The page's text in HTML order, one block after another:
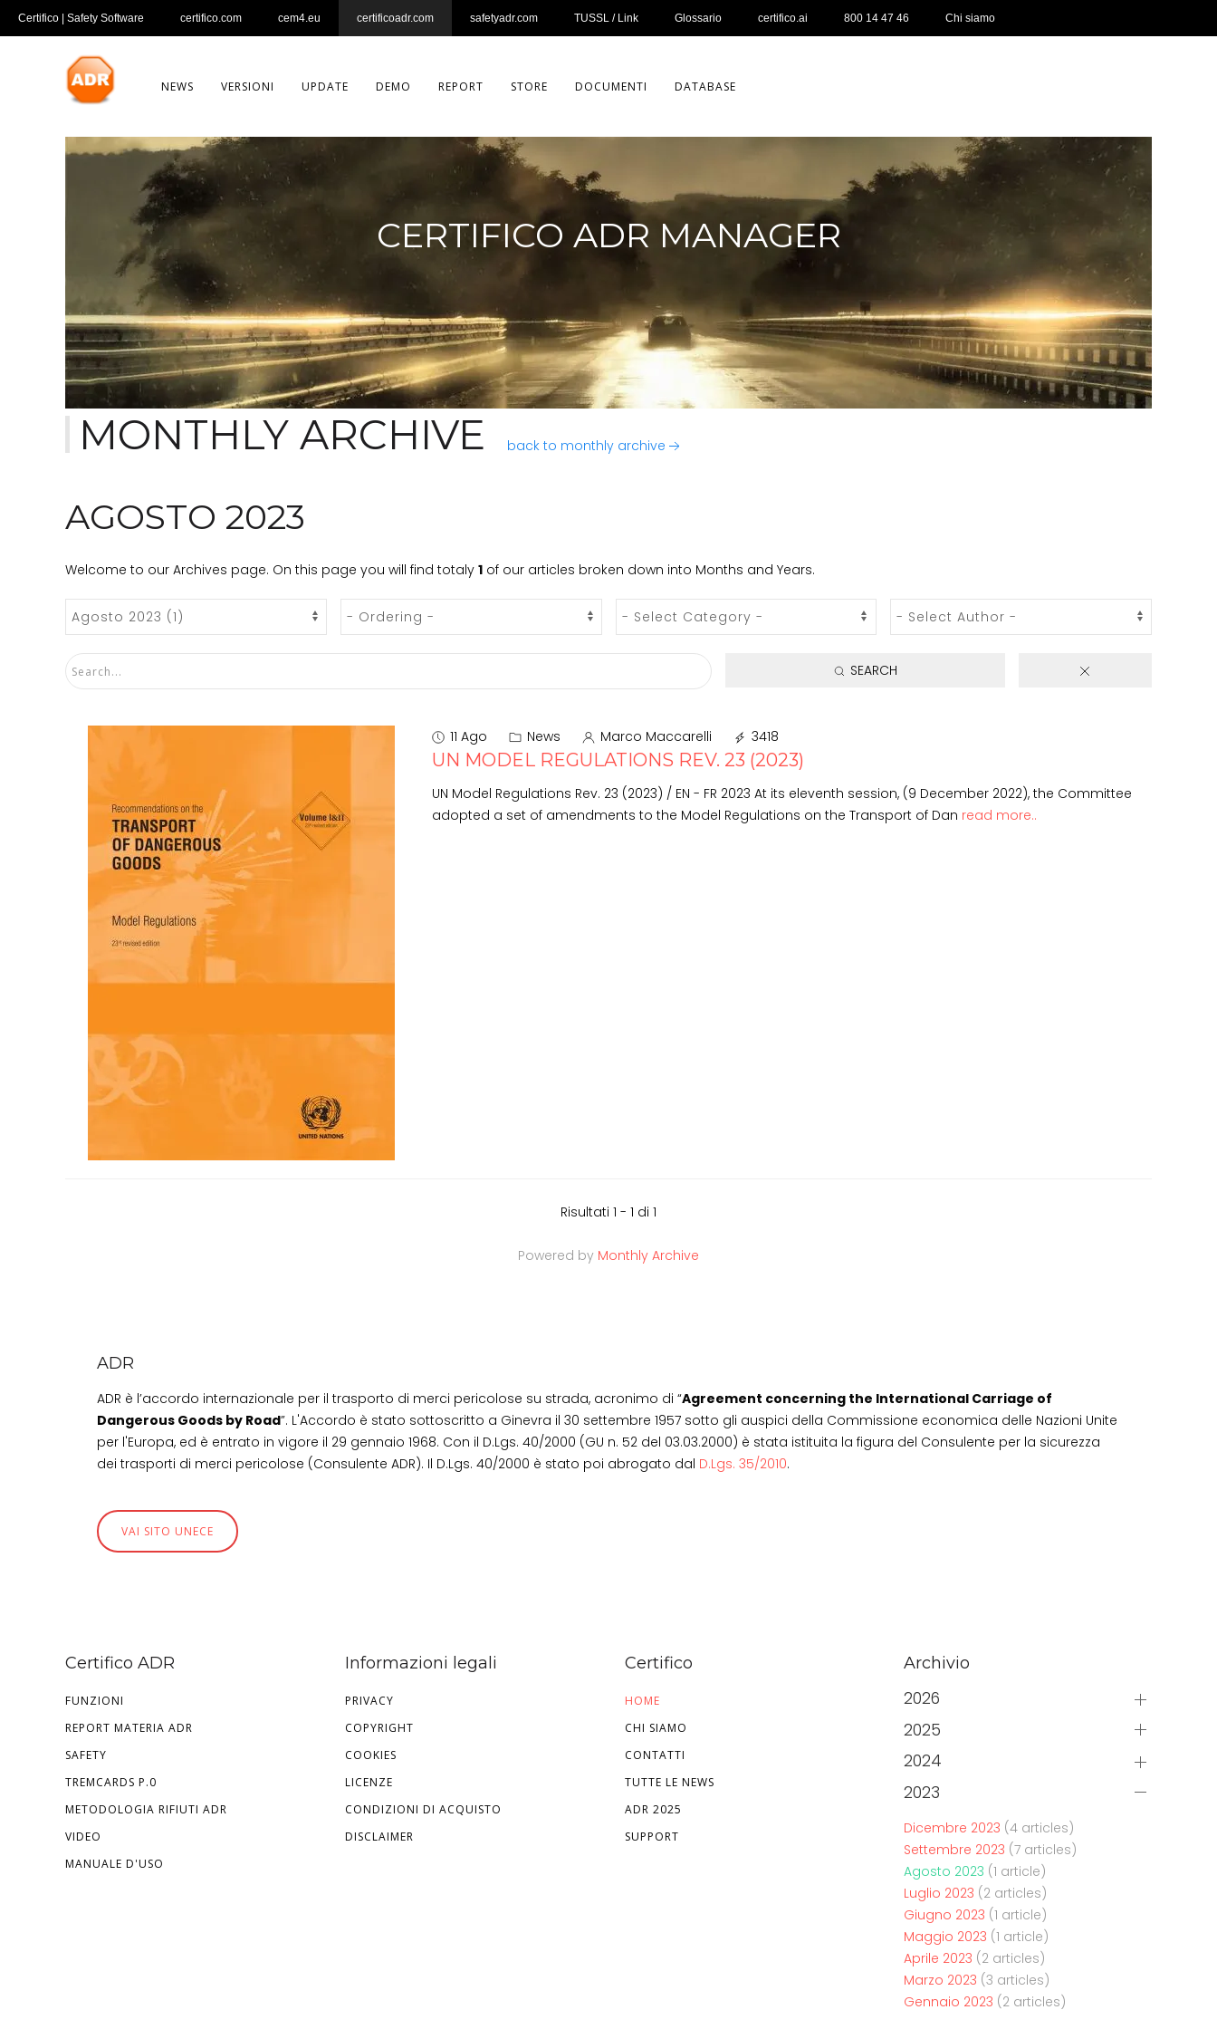
Certifico | Safety Software certifico.com cem4.eu certificoadr.com safetyadr.com TUSSL / Link Glossario certifico.ai 800 14 47 46 Chi siamo
NEWS VERSIONI UPDATE DEMO REPORT STORE DOCUMENTI DATABASE
CERTIFICO ADR MANAGER
MONTHLY ARCHIVE back to monthly archive
AGOSTO 2023
Welcome to our Archives page. On this page you will find totaly 1 of our articles broken down into Months and Years.
SEARCH
11 Ago News Marco Maccarelli 3418
UN MODEL REGULATIONS REV. 23 (2023)
UN Model Regulations Rev. 23 (2023) / EN - FR 2023 At its eleventh session, (9 December 2022), the Committee
adopted a set of amendments to the Model Regulations on the Transport of Dan read more..
Risultati 1 - 1 di 1
Powered by Monthly Archive
ADR
ADR è l’accordo internazionale per il trasporto di merci pericolose su strada, acronimo di “Agreement concerning the International Carriage of
Dangerous Goods by Road”. L'Accordo è stato sottoscritto a Ginevra il 30 settembre 1957 sotto gli auspici della Commissione economica delle Nazioni Unite
per l'Europa, ed è entrato in vigore il 29 gennaio 1968. Con il D.Lgs. 40/2000 (GU n. 52 del 03.03.2000) è stata istituita la figura del Consulente per la sicurezza
dei trasporti di merci pericolose (Consulente ADR). Il D.Lgs. 40/2000 è stato poi abrogato dal D.Lgs. 35/2010.
VAI SITO UNECE
Certifico ADR
FUNZIONI
REPORT MATERIA ADR
SAFETY
TREMCARDS P.0
METODOLOGIA RIFIUTI ADR
VIDEO
MANUALE D'USO
Informazioni legali
PRIVACY
COPYRIGHT
COOKIES
LICENZE
CONDIZIONI DI ACQUISTO
DISCLAIMER
Certifico
HOME
CHI SIAMO
CONTATTI
TUTTE LE NEWS
ADR 2025
SUPPORT
Archivio
2026
2025
2024
2023
Dicembre 2023 (4 articles)
Settembre 2023 (7 articles)
Agosto 2023 (1 article)
Luglio 2023 (2 articles)
Giugno 2023 (1 article)
Maggio 2023 (1 article)
Aprile 2023 (2 articles)
Marzo 2023 (3 articles)
Gennaio 2023 (2 articles)